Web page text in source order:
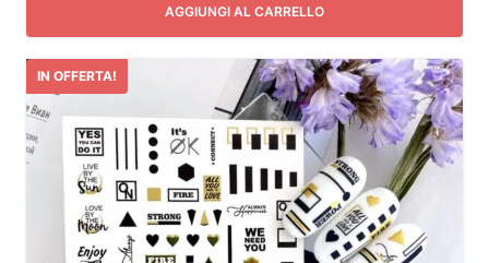
AGGIUNGI AL CARRELLO
IN OFFERTA!